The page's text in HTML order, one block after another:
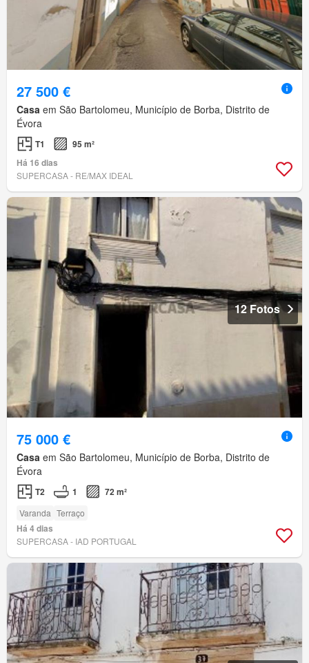
27 500 €
Casa em São Bartolomeu, Município de Borba, Distrito de
Évora
T1
95 m²
Há 16 dias
SUPERCASA - RE/MAX IDEAL
12 Fotos
75 000 €
Casa em São Bartolomeu, Município de Borba, Distrito de
Évora
T2 1 72 m²
Varanda Terraço
Há 4 dias
SUPERCASA - IAD PORTUGAL